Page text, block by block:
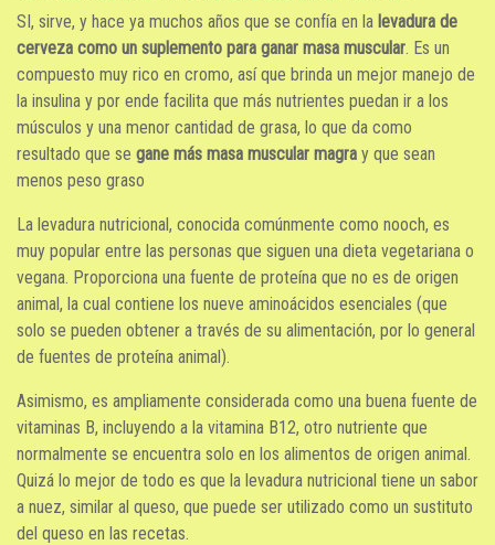
SI, sirve, y hace ya muchos años que se confía en la levadura de
cerveza como un suplemento para ganar masa muscular. Es un
compuesto muy rico en cromo, así que brinda un mejor manejo de
la insulina y por ende facilita que más nutrientes puedan ir a los
músculos y una menor cantidad de grasa, lo que da como
resultado que se gane más masa muscular magra y que sean
menos peso graso
La levadura nutricional, conocida comúnmente como nooch, es
muy popular entre las personas que siguen una dieta vegetariana o
vegana. Proporciona una fuente de proteína que no es de origen
animal, la cual contiene los nueve aminoácidos esenciales (que
solo se pueden obtener a través de su alimentación, por lo general
de fuentes de proteína animal).
Asimismo, es ampliamente considerada como una buena fuente de
vitaminas B, incluyendo a la vitamina B12, otro nutriente que
normalmente se encuentra solo en los alimentos de origen animal.
Quizá lo mejor de todo es que la levadura nutricional tiene un sabor
a nuez, similar al queso, que puede ser utilizado como un sustituto
del queso en las recetas.